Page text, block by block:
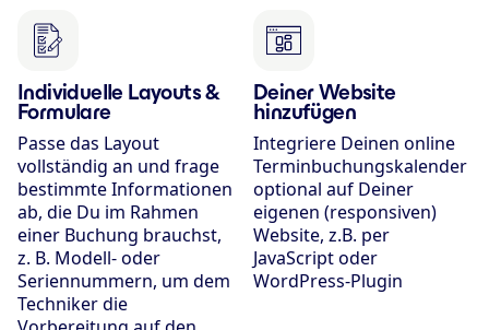
Individuelle Layouts &
Formulare
Passe das Layout
vollständig an und frage
bestimmte Informationen
ab, die Du im Rahmen
einer Buchung brauchst,
z. B. Modell- oder
Seriennummern, um dem
Techniker die
Deiner Website
hinzufügen
Integriere Deinen online
Terminbuchungs­kalender
optional auf Deiner
eigenen (responsiven)
Website, z.B. per
JavaScript oder
WordPress-Plugin